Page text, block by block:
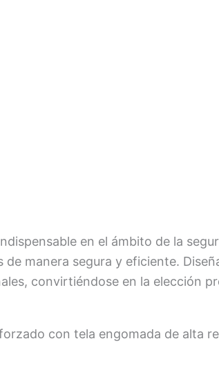
en el ámbito de la
manera segura y eficiente.
convirtiéndose en la elección
con tela engomada de alta